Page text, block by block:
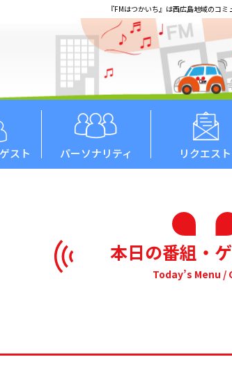
『FMはつかいち』は西広島地域のコミ
スト パーソナリティ リクエスト
本日の番組・
Today’s Menu /